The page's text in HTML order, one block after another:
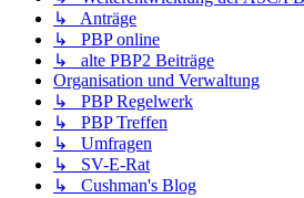
↳ Anträge
↳ PBP online
↳ alte PBP2 Beiträge
Organisation und Verwaltung
↳ PBP Regelwerk
↳ PBP Treffen
↳ Umfragen
↳ SV-E-Rat
↳ Cushman's Blog